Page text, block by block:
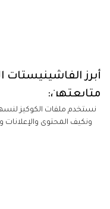
أبرز الفاشينيستات
متابعتهن:
نستخدم ملفات الكوكيز
ونكيف المحتوى والإعلانات